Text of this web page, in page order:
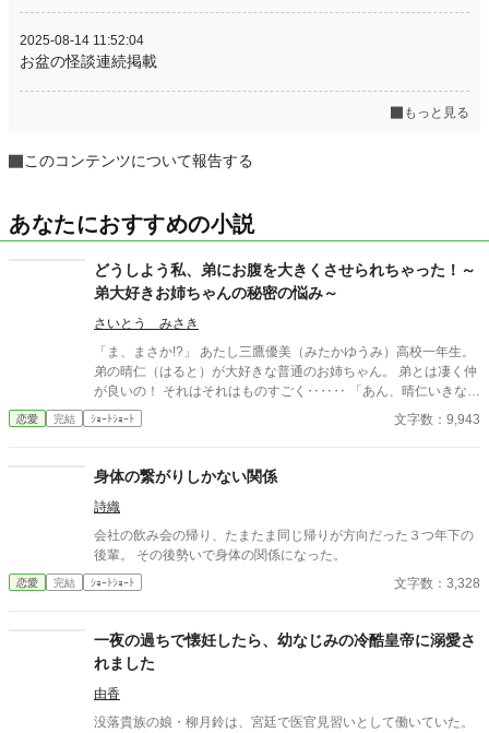
2025-08-14 11:52:04
お盆の怪談連続掲載
もっと見る
このコンテンツについて報告する
あなたにおすすめの小説
どうしよう私、弟にお腹を大きくさせられちゃった！～
弟大好きお姉ちゃんの秘密の悩み～
さいとう みさき
「ま、まさか!?」 あたし三鷹優美（みたかゆうみ）高校一年生。
弟の晴仁（はると）が大好きな普通のお姉ちゃん。 弟とは凄く仲
が良いの！ それはそれはものすごく‥‥‥ 「あん、晴仁いきなり
そんなのお口に入らないよぉ～♡」 そんな関係のあたしたち。 で
もある日トイレであたしはアレが来そうなのになかなか来ないの
お腹が出て来てる!?」 お姉ちゃんの秘密の悩みです。
恋愛 完結 ｼｮｰﾄｼｮｰﾄ 文字数：9,943
身体の繋がりしかない関係
詩織
会社の飲み会の帰り、たまたま同じ帰りが方向だった３つ年下の
後輩。 その後勢いで身体の関係になった。
恋愛 完結 ｼｮｰﾄｼｮｰﾄ 文字数：3,328
一夜の過ちで懐妊したら、幼なじみの冷酷皇帝に溺愛さ
れました
由香
没落貴族の娘・柳月鈴は、宮廷で医官見習いとして働いていた。